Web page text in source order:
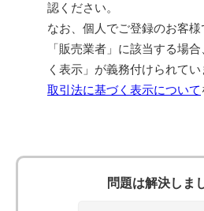
認ください。
なお、個人でご登録のお客
「販売業者」に該当する場
く表示」が義務付けられて
取引法に基づく表示について
問題は解決しま